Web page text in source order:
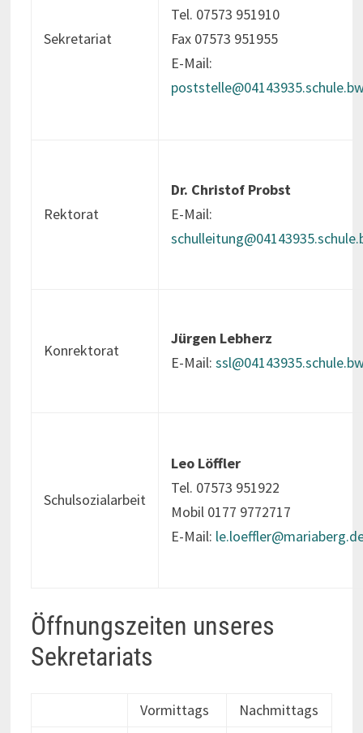
Sekretariat
Tel. 07573 951910
Fax 07573 951955
E-Mail:
Rektorat
Dr. Christof Probst
E-Mail:
Konrektorat
Jürgen Lebherz
E-Mail:
Schulsozialarbeit
Leo Löffler
Tel. 07573 951922
Mobil 0177 9772717
E-Mail:
Öffnungszeiten unseres
Sekretariats
Vormittags Nachmittags